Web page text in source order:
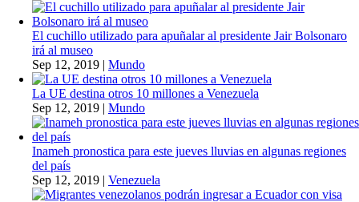
El cuchillo utilizado para apuñalar al presidente Jair Bolsonaro
irá al museo
Sep 12, 2019 | Mundo
La UE destina otros 10 millones a Venezuela
Sep 12, 2019 | Mundo
Inameh pronostica para este jueves lluvias en algunas regiones
del país
Sep 12, 2019 | Venezuela